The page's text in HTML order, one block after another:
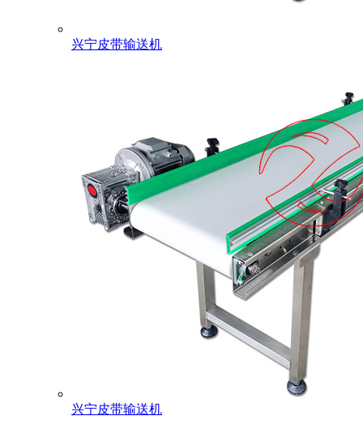
兴宁皮带输送机
兴宁皮带输送机